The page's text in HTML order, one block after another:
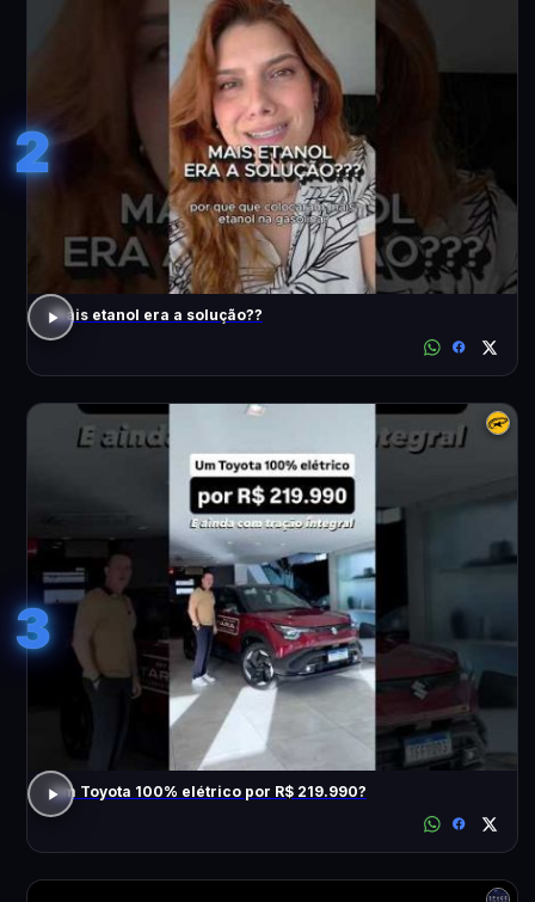
2
Mais etanol era a solução??
3
Um Toyota 100% elétrico por R$ 219.990?